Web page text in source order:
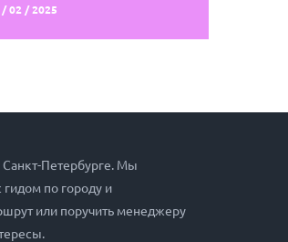
02 / 2025
Петербурге. Мы
по городу и
или поручить менеджеру